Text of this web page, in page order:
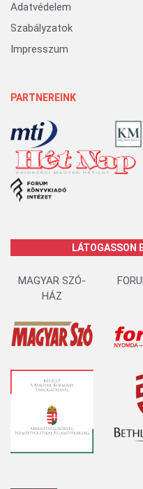
Adatvédelem
Szabályzatok
Impresszum
PARTNEREINK
LÁTOGASSON
MAGYAR SZÓ-
HÁZ